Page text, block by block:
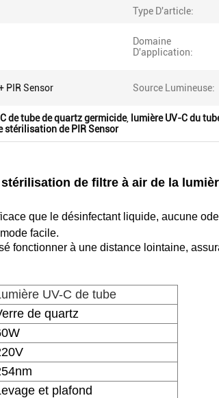
Type D'article:
Domaine
D'application:
PIR Sensor Source Lumineuse:
de tube de quartz germicide, lumière UV-C du
stérilisation de PIR Sensor
de filtre à air de la
que le désinfectant liquide, aucune
facile.
fonctionner à une distance lointaine,
UV-C de tube
de quartz
et plafond